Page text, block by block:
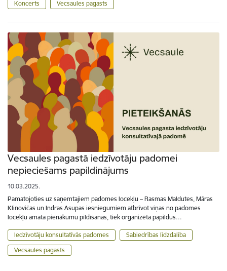
Koncerts Vecsaules pagasts
Vecsaules pagastā iedzīvotāju padomei
nepieciešams papildinājums
10.03.2025.
Pamatojoties uz saņemtajiem padomes locekļu – Rasmas Maldutes, Māras
Klinovičas un Indras Asupas iesniegumiem atbrīvot viņas no padomes
locekļu amata pienākumu pildīšanas, tiek organizēta papildus…
Iedzīvotāju konsultatīvās padomes
Sabiedrības līdzdalība
Vecsaules pagasts